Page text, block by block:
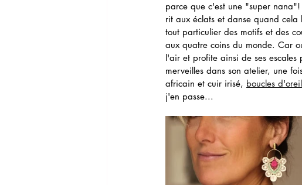
parce que c'est une "super
rit aux éclats et danse quand
tout particulier des motifs et des
aux quatre coins du monde. Car
l'air et profite ainsi de ses
merveilles dans son atelier, une
africain et cuir irisé, boucles
j'en passe...